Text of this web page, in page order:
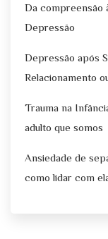
Da compreensão
Depressão
Depressão após
Relacionamento
Trauma na
adulto que somos
Ansiedade de
como lidar com